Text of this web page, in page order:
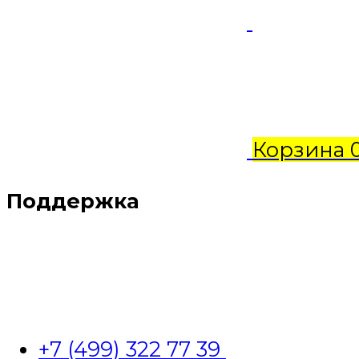
Корзина
Поддержка
+7 (499) 322 77 39